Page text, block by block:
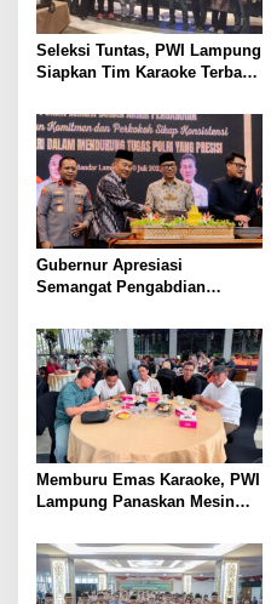
Seleksi Tuntas, PWI Lampung
Siapkan Tim Karaoke Terbaik
Gubernur Apresiasi
Semangat Pengabdian
Menjaga Stabilitas Lampung
Memburu Emas Karaoke, PWI
Lampung Panaskan Mesin